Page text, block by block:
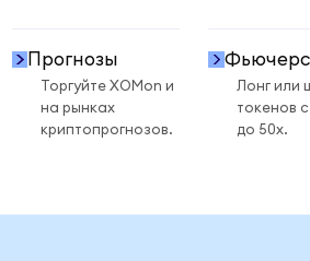
Прогнозы
Торгуйте XOMon и
на рынках
криптопрогнозов.
Лонг или
токенов
до 50x.